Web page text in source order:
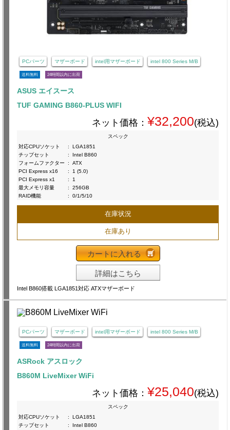
PCパーツ マザーボード intel用マザーボード intel 800 Series M/B
送料無料 24時間以内に出荷
ASUS エイスース
TUF GAMING B860-PLUS WIFI
ネット価格： ¥32,200(税込)
スペック
対応CPUソケット
:
LGA1851
チップセット
:
Intel B860
フォームファクター
:
ATX
PCI Express x16
:
1 (5.0)
PCI Express x1
:
1
最大メモリ容量
:
256GB
RAID機能
: 0/1/5/10
在庫状況
在庫あり
カートに入れる
詳細はこちら
Intel B860搭載 LGA1851対応 ATXマザーボード
PCパーツ マザーボード intel用マザーボード intel 800 Series M/B
送料無料 24時間以内に出荷
ASRock アスロック
B860M LiveMixer WiFi
ネット価格： ¥25,040(税込)
スペック
対応CPUソケット
:
LGA1851
チップセット
:
Intel B860